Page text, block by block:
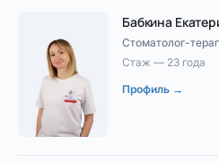
Бабкина
Стоматолог-
Стаж — 23 года
Профиль →